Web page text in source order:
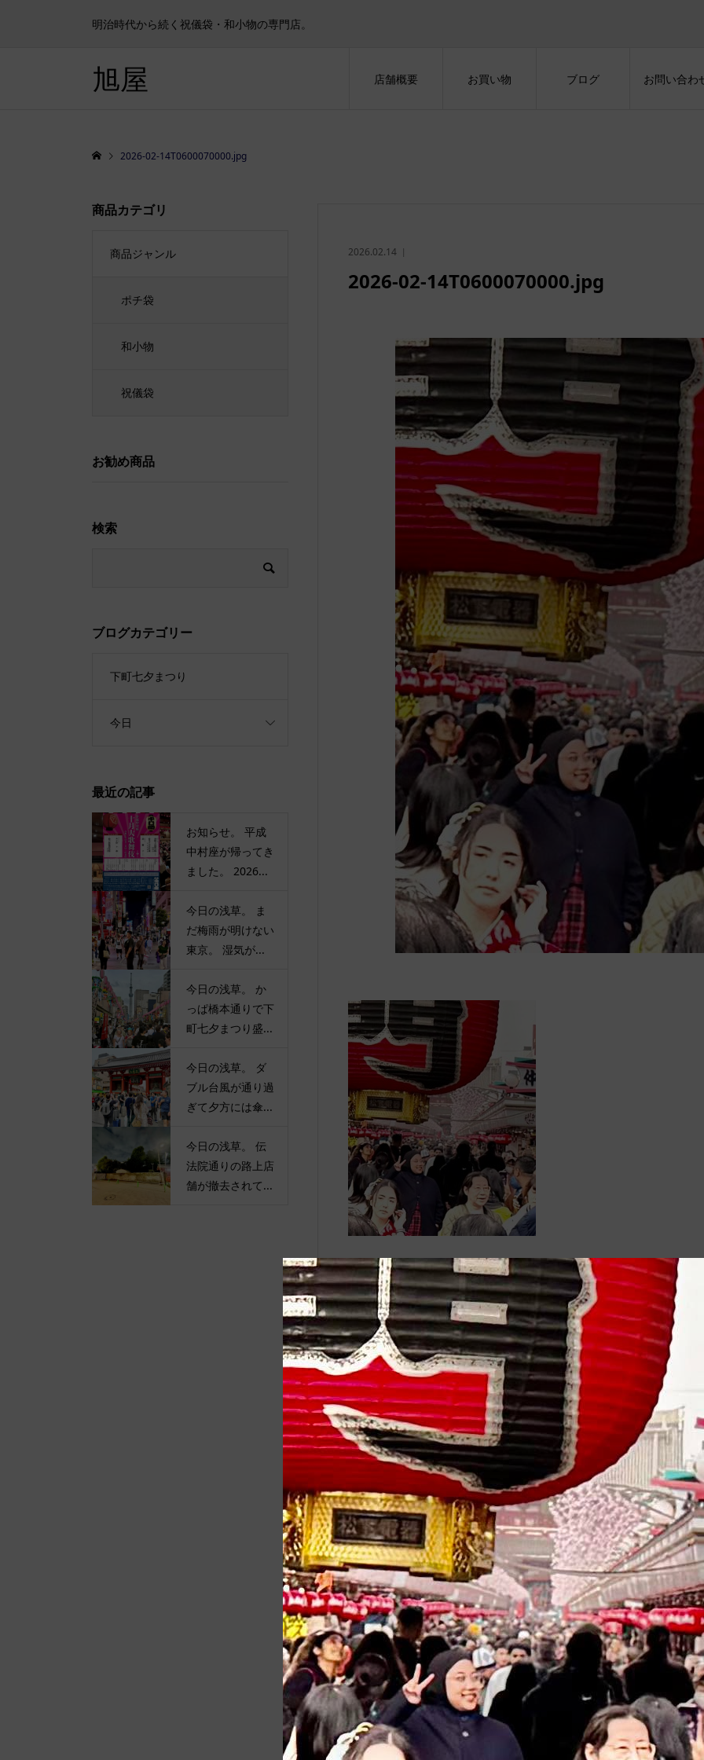
明治時代から続く祝儀袋・和小物の専門店。
旭屋 店舗概要 お買い物 ブログ お問い合わ
2026-02-14T0600070000.jpg
2026.02.14
2026-02-14T0600070000.jpg
Tweet Share Pin it RSS
商品カテゴリ
商品ジャンル
ポチ袋
和小物
祝儀袋
お勧め商品
検索
ブログカテゴリー
下町七夕まつり
今日
最近の記事
お知らせ。 平成
中村座が帰ってき
ました。 2026...
今日の浅草。 ま
だ梅雨が明けない
東京。 湿気が...
今日の浅草。 か
っぱ橋本通りで下
町七夕まつり盛...
今日の浅草。 ダ
ブル台風が通り過
ぎて夕方には傘...
今日の浅草。 伝
法院通りの路上店
舗が撤去されて...